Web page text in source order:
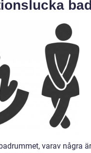
varav några